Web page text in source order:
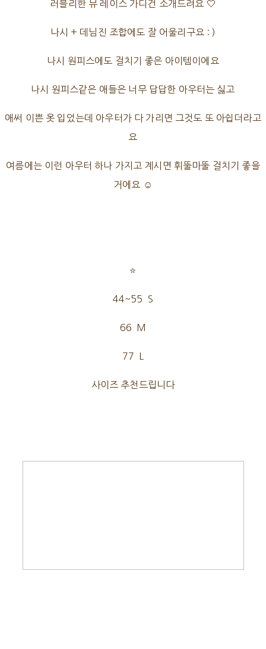
러블리한 뮤 레이스 가디건 소개드려요 🤍
나시 + 데님진 조합에도 잘 어울리구요 : )
나시 원피스에도 걸치기 좋은 아이템이에요
나시 원피스같은 애들은 너무 답답한 아우터는 싫고
애써 이쁜 옷 입었는데 아우터가 다 가리면 그것도 또 아쉽더라고
요
여름에는 이런 아우터 하나 가지고 계시면 휘뚤마뚤 걸치기 좋을
거에요 ☺
⭐
44~55 S
66 M
77 L
사이즈 추천드립니다